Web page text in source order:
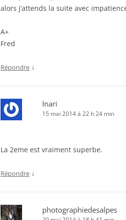
alors j’attends la suite avec
A+
Fred
Répondre ↓
Inari
15 mai 2014 à 22 h 24 min
La 2eme est vraiment superbe.
Répondre ↓
photographiedesalpes